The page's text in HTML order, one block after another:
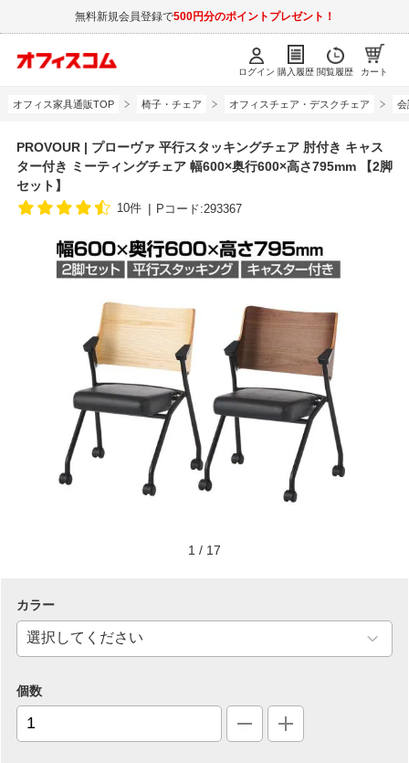
無料新規会員登録で500円分のポイントプレゼント！
ログイン 購入履歴 閲覧履歴 カート
オフィス家具通販TOP 椅子・チェア オフィスチェア・デスクチェア 会
PROVOUR | プローヴァ 平行スタッキングチェア 肘付き キャス
ター付き ミーティングチェア 幅600×奥行600×高さ795mm 【2脚
セット】
10件 Pコード:293367
1 / 17
カラー
個数